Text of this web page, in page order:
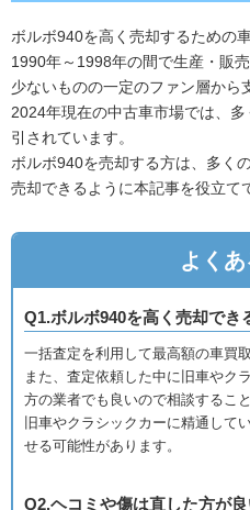
ボルボ940を高く売却するための
1990年～1998年の間で生産・販
少ないものの一定のファン層から
2024年現在の中古車市場では、
引されています。
ボルボ940を売却する方は、多く
売却できるように本記事を役立て
よく
Q1.ボルボ940を高く売却でき
一括査定を利用して最高額の車買
また、査定依頼した中に旧車やク
方の業者でも良いので相談するこ
旧車やクラシックカーに精通して
せる可能性があります。
Q2.ヘコミや傷は直した方が良